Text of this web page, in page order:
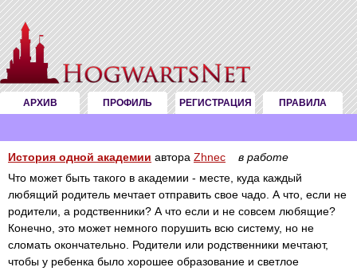
АРХИВ ПРОФИЛЬ РЕГИСТРАЦИЯ ПРАВИЛА
История одной академии автора Zhnec
в работе
Что может быть такого в академии - месте, куда каждый
любящий родитель мечтает отправить свое чадо. А что, если не
родители, а родственники? А что если и не совсем любящие?
Конечно, это может немного порушить всю систему, но не
сломать окончательно. Родители или родственники мечтают,
чтобы у ребенка было хорошее образование и светлое